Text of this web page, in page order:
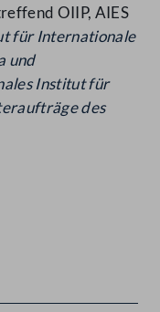
OIIP, AIES
für Internationale
und
Institut für
des